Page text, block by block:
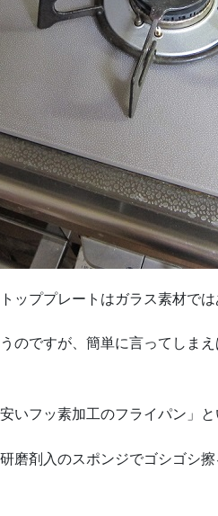
ッププレートはガラス素材では
のですが、簡単に言ってしま
いフッ素加工のフライパン」
磨剤入のスポンジでゴシゴシ